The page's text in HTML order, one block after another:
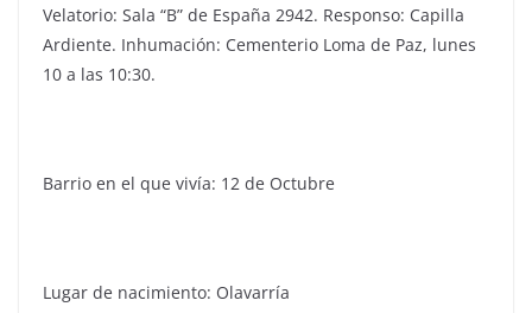
Velatorio: Sala “B” de España 2942. Responso: Capilla
Ardiente. Inhumación: Cementerio Loma de Paz, lunes
10 a las 10:30.
Barrio en el que vivía: 12 de Octubre
Lugar de nacimiento: Olavarría